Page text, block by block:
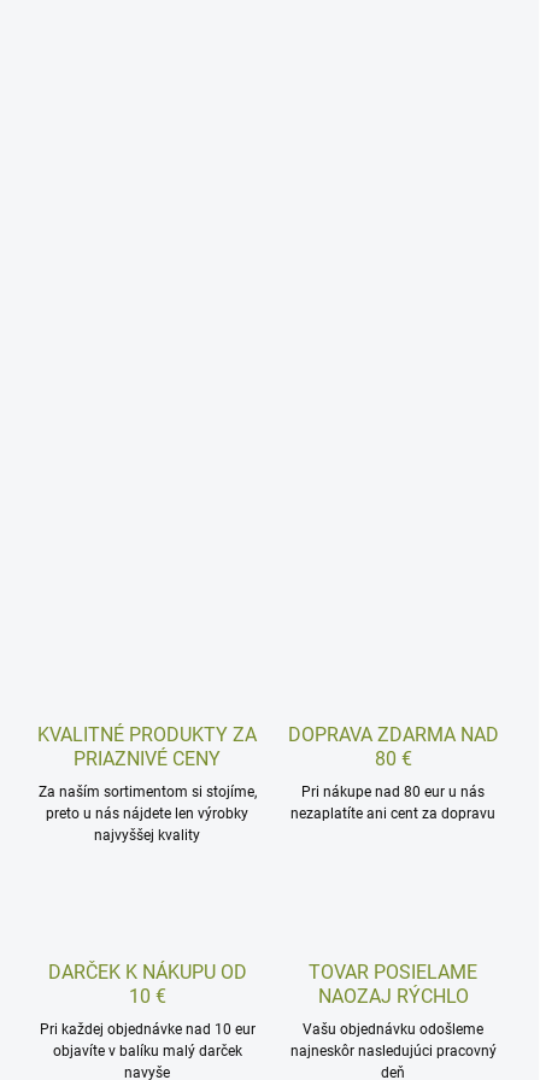
KVALITNÉ PRODUKTY ZA
PRIAZNIVÉ CENY
Za naším sortimentom si stojíme,
preto u nás nájdete len výrobky
najvyššej kvality
DOPRAVA ZDARMA NAD
80 €
Pri nákupe nad 80 eur u nás
nezaplatíte ani cent za dopravu
DARČEK K NÁKUPU OD
10 €
Pri každej objednávke nad 10 eur
objavíte v balíku malý darček
navyše
TOVAR POSIELAME
NAOZAJ RÝCHLO
Vašu objednávku odošleme
najneskôr nasledujúci pracovný
deň